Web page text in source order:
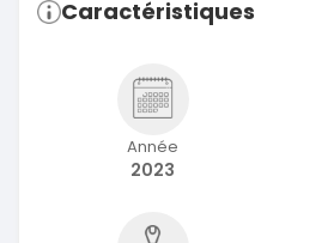
Caractéristiques
Année
2023